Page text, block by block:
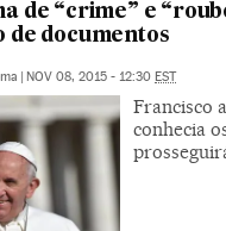
de “crime” e
de documentos
| NOV 08, 2015 - 12:30 EST
Francisco
conhecia